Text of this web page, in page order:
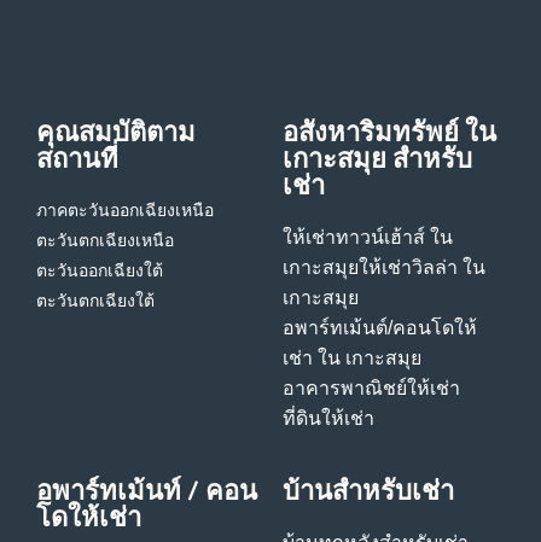
คุณสมบัติตาม
สถานที่
ภาคตะวันออกเฉียงเหนือ
ตะวันตกเฉียงเหนือ
ตะวันออกเฉียงใต้
ตะวันตกเฉียงใต้
อสังหาริมทรัพย์ ใน
เกาะสมุย สําหรับ
เช่า
ให้เช่าทาวน์เฮ้าส์ ใน
เกาะสมุยให้เช่าวิลล่า ใน
เกาะสมุย
อพาร์ทเม้นต์/คอนโดให้
เช่า ใน เกาะสมุย
อาคารพาณิชย์ให้เช่า
ที่ดินให้เช่า
อพาร์ทเม้นท์ / คอน
โดให้เช่า
บ้านสําหรับเช่า